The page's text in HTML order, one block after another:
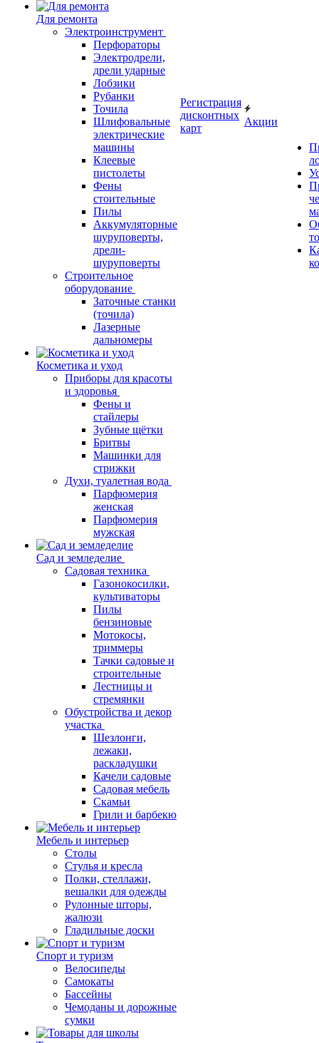
Для ремонта
Электроинструмент
Перфораторы
Электродрели,
дрели ударные
Лобзики
Рубанки
Точила
Шлифовальные
электрические
машины
Клеевые
пистолеты
Фены
стоительные
Пилы
Аккумуляторные
шуруповерты,
дрели-
шуруповерты
Строительное
оборудование
Заточные станки
(точила)
Лазерные
дальномеры
Косметика и уход
Приборы для красоты
и здоровья
Фены и
стайлеры
Зубные щётки
Бритвы
Машинки для
стрижки
Духи, туалетная вода
Парфюмерия
женская
Парфюмерия
мужская
Сад и земледелие
Садовая техника
Газонокосилки,
культиваторы
Пилы
бензиновые
Мотокосы,
триммеры
Тачки садовые и
строительные
Лестницы и
стремянки
Обустройства и декор
участка
Шезлонги,
лежаки,
раскладушки
Качели садовые
Садовая мебель
Скамьи
Грили и барбекю
Мебель и интерьер
Столы
Стулья и кресла
Полки, стеллажи,
вешалки для одежды
Рулонные шторы,
жалюзи
Гладильные доски
Спорт и туризм
Велосипеды
Самокаты
Бассейны
Чемоданы и дорожные
сумки
Регистрация
дисконтных
карт
Акции